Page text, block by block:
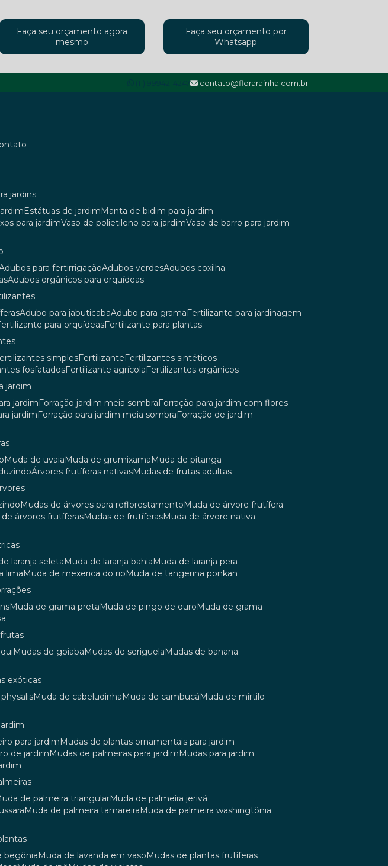
Faça seu orçamento agora
mesmo
Faça seu orçamento por
Whatsapp
contato@florarainha.com.br
Contato
jardins
estátuas de jardim
manta de bidim para jardim
para jardim vaso de polietileno para jardim vaso de barro para jardim
adubos para fertirrigação adubos verdes adubos coxilha
adubos orgânicos para orquídeas
adubo para jabuticaba adubo para grama
fertilizante para jardinagem
fertilizante para orquídeas fertilizante para plantas
fertilizantes simples fertilizante
fertilizantes sintéticos
fosfatados fertilizante agrícola
fertilizantes orgânicos
jardim
jardim forração jardim meia sombra
forração para jardim com flores
jardim forração para jardim meia sombra
forração de jardim
muda de uvaia muda de grumixama
muda de pitanga
árvores frutíferas nativas
mudas de frutas adultas
mudas de árvores para reflorestamento
muda de árvore frutífera
de árvores frutíferas mudas de frutíferas
muda de árvore nativa
de laranja seleta muda de laranja bahia
muda de laranja pera
lima muda de mexerica do rio
muda de tangerina ponkan
muda de grama preta muda de pingo de ouro
muda de grama
frutas
mudas de goiaba mudas de seriguela
mudas de banana
exóticas
physalis muda de cabeludinha muda de cambucá
muda de mirtilo
para jardim
mudas de plantas ornamentais para jardim
de jardim mudas de palmeiras para jardim
mudas para jardim
muda de palmeira triangular
muda de palmeira jerivá
muda de palmeira tamareira
muda de palmeira washingtônia
begônia muda de lavanda em vaso
mudas de plantas frutíferas